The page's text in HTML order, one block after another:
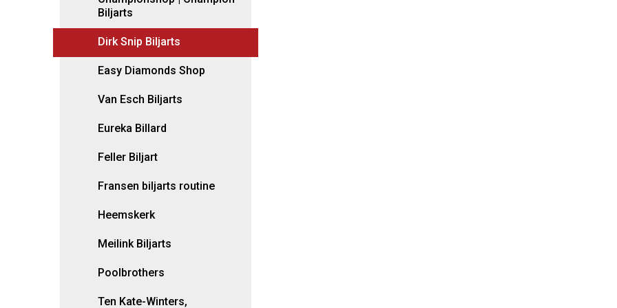
Biljarts
Dirk Snip Biljarts
Easy Diamonds Shop
Van Esch Biljarts
Eureka Billard
Feller Biljart
Fransen biljarts routine
Heemskerk
Meilink Biljarts
Poolbrothers
Ten Kate-Winters,